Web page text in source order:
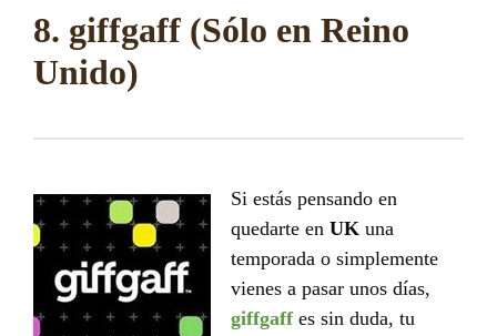
8. giffgaff (Sólo en Reino
Unido)
Si estás pensando en
quedarte en UK una
temporada o simplemente
vienes a pasar unos días,
giffgaffes sin duda, tu